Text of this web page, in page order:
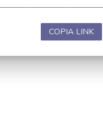
COPIA LINK